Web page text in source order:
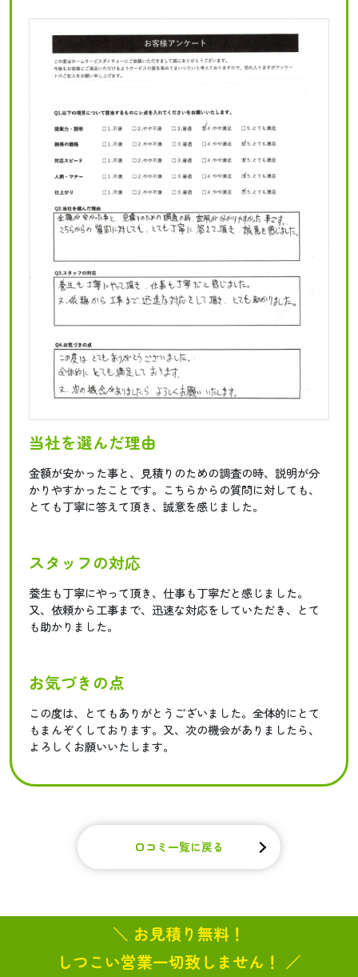
当社を選んだ理由
金額が安かった事と、見積りのための調査の時、説明が分
かりやすかったことです。こちらからの質問に対しても、
とても丁寧に答えて頂き、誠意を感じました。
スタッフの対応
養生も丁寧にやって頂き、仕事も丁寧だと感じました。
又、依頼から工事まで、迅速な対応をしていただき、とて
も助かりました。
お気づきの点
この度は、とてもありがとうございました。全体的にとて
もまんぞくしております。又、次の機会がありましたら、
よろしくお願いいたします。
口コミ一覧に戻る
＼ お見積り無料！
しつこい営業一切致しません！ ／